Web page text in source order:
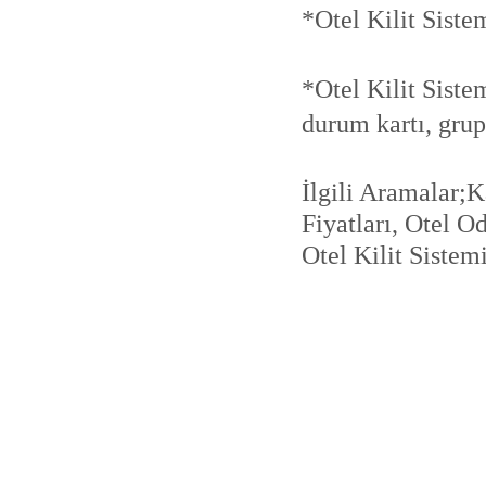
*Otel Kilit
*Otel Kilit
durum kartı,
İlgili
Fiyatları, Otel
Otel Kilit